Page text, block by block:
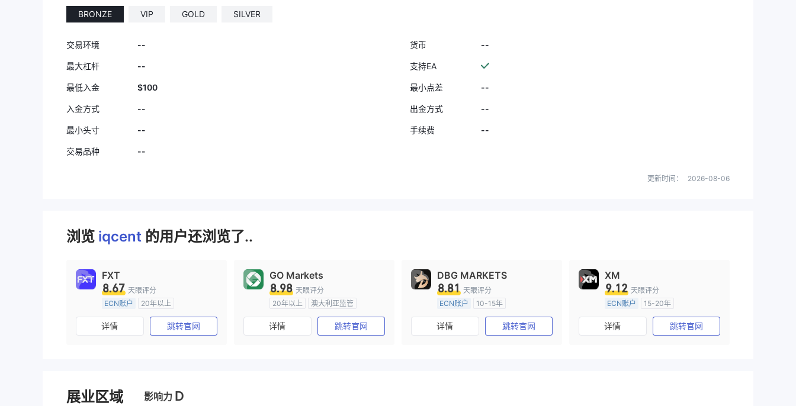
BRONZE VIP GOLD SILVER
交易环境 -- 货币 --
最大杠杆 -- 支持EA
最低入金 $100 最小点差 --
入金方式 -- 出金方式 --
最小头寸 -- 手续费 --
交易品种 --
更新时间： 2026-08-06
浏览 iqcent 的用户还浏览了..
FXT
8.67 天眼评分
ECN账户
20年以上
澳大利亚监管
全牌照 (MM)
主标MT4
详情 跳转官网
GO Markets
8.98 天眼评分
20年以上
澳大利亚监管
全牌照 (MM)
cTrader
详情 跳转官网
DBG MARKETS
8.81 天眼评分
ECN账户
10-15年
澳大利亚监管
全牌照 (MM)
主标MT4
详情 跳转官网
XM
9.12 天眼评分
ECN账户
15-20年
澳大利亚监管
全牌照 (MM)
主标MT4
详情 跳转官网
展业区域 影响力 D